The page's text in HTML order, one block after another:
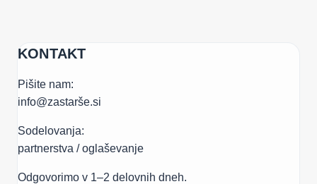
KONTAKT
Pišite nam:
info@zastarše.si
Sodelovanja:
partnerstva / oglaševanje
Odgovorimo v 1–2 delovnih dneh.